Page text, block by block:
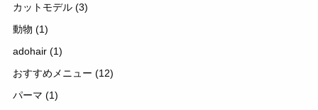
カットモデル (3)
動物 (1)
adohair (1)
おすすめメニュー (12)
パーマ (1)